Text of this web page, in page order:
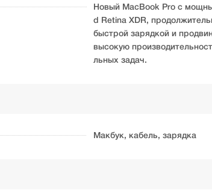
Новый MacBook Pro с
d Retina XDR,
быстрой зарядкой и
высокую
льных задач.
Макбук, кабель, зарядка